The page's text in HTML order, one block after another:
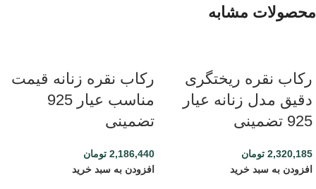
محصولات مشابه
رکاب نقره ریختگری
دقیق مدل زنانه عیار
925 تضمینی
2,320,185 تومان
افزودن به سبد خرید
رکاب نقره زنانه قیمت
مناسب عیار 925
تضمینی
2,186,440 تومان
افزودن به سبد خرید